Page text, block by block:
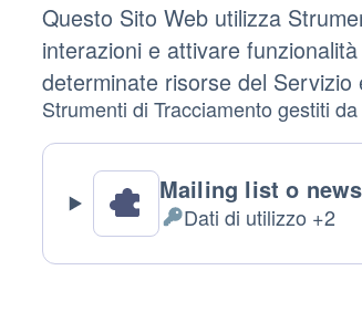
Questo Sito Web utilizza
interazioni e attivare
determinate risorse del
Strumenti di Tracciamento gestiti
Mailing list o
Dati
Personali
Dati di utilizzo +2